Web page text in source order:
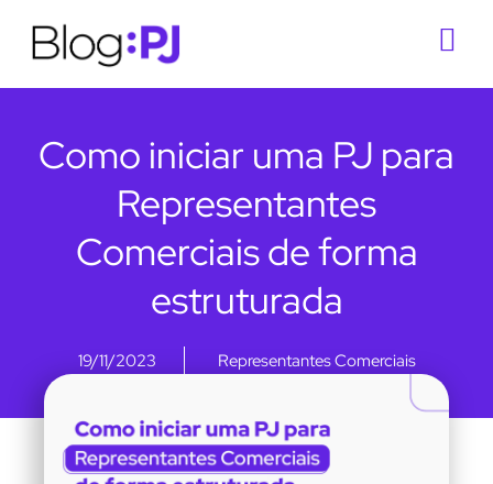
Como iniciar uma PJ para
Representantes
Comerciais de forma
estruturada
19/11/2023 Representantes Comerciais